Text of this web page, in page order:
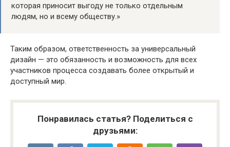
которая приносит выгоду не только отдельным
людям, но и всему обществу.»
Таким образом, ответственность за универсальный
дизайн — это обязанность и возможность для всех
участников процесса создавать более открытый и
доступный мир.
Понравилась статья? Поделиться с
друзьями: